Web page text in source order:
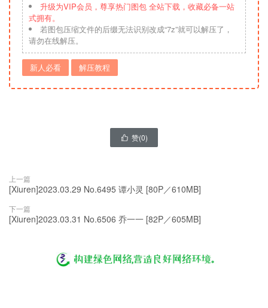
升级为VIP会员，尊享热门图包 全站下载，收藏必备一站
式拥有。
若图包压缩文件的后缀无法识别改成“7z”就可以解压了，
请勿在线解压。
新人必看 解压教程
 赞(0)
上一篇
[Xiuren]2023.03.29 No.6495 谭小灵 [80P／610MB]
下一篇
[Xiuren]2023.03.31 No.6506 乔一一 [82P／605MB]